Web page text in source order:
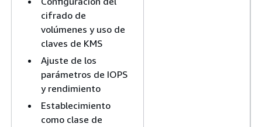
cifrado de
volúmenes y uso de
claves de KMS
Ajuste de los
parámetros de IOPS
y rendimiento
Establecimiento
como clase de